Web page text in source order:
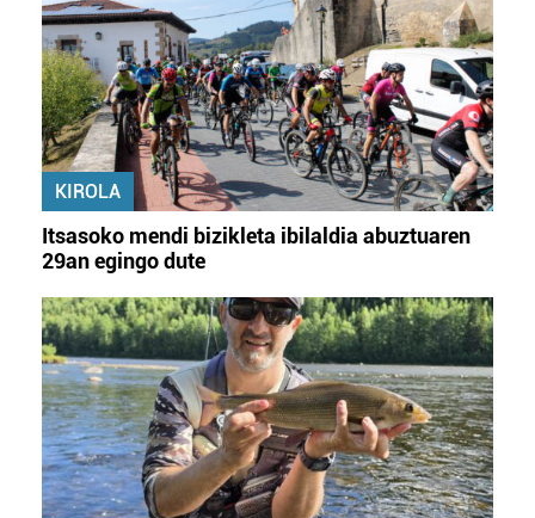
KIROLA
Itsasoko mendi bizikleta ibilaldia abuztuaren
29an egingo dute